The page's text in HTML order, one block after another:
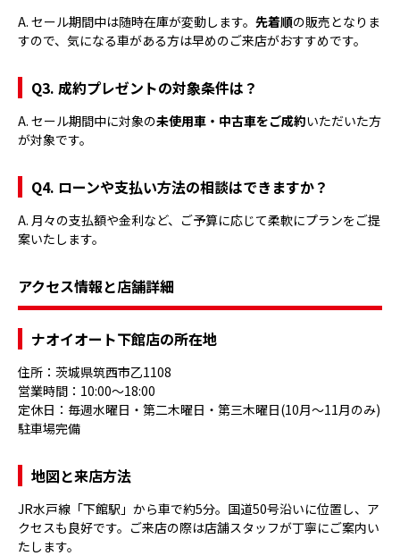
A. セール期間中は随時在庫が変動します。 先着順の販売となりま
すので、気になる車がある方は早めのご来店がおすすめです。
Q3. 成約プレゼントの対象条件は？
A. セール期間中に対象の未使用車・中古車をご成約いただいた方
が対象です。
Q4. ローンや支払い方法の相談はできますか？
A. 月々の支払額や金利など、ご予算に応じて柔軟にプランをご提
案いたします。
アクセス情報と店舗詳細
ナオイオート下館店の所在地
住所：茨城県筑西市乙1108
営業時間：10:00〜18:00
定休日：毎週水曜日・第二木曜日・第三木曜日(10月～11月のみ)
駐車場完備
地図と来店方法
JR水戸線「下館駅」から車で約5分。国道50号沿いに位置し、ア
クセスも良好です。ご来店の際は店舗スタッフが丁寧にご案内い
たします。